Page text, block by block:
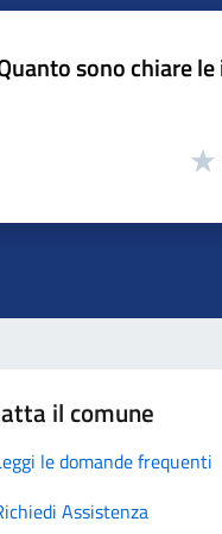
sono chiare
il comune
le domande frequenti
Assistenza